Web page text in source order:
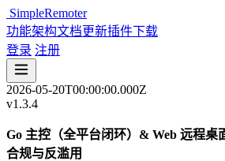
SimpleRemoter
功能架构文档更新插件下载
登录 注册
2026-05-20T00:00:00.000Z
v1.3.4
Go 主控（全平台闭环）& Web 远程桌
合规与反滥用